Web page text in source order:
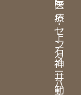
・
上
石
神
井
動
医
療
セ
ン
タ
ー
八